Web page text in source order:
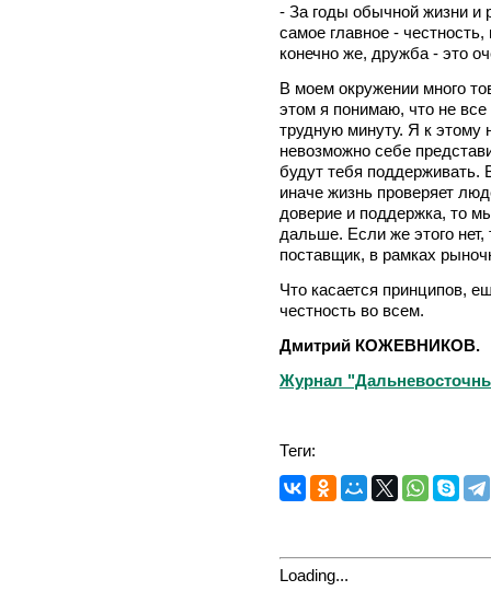
- За годы обычной жизни и
самое главное -
конечно же, дружба - это
В моем окружении много
этом я понимаю, что не
трудную минуту. Я к этому
невозможно себе
будут тебя поддерживать.
иначе жизнь проверяет
доверие и поддержка, то
дальше. Если же этого нет,
поставщик, в рамках
Что касается принципов,
честность во всем.
Дмитрий КОЖЕВНИКОВ.
Журнал
Теги:
Loading...